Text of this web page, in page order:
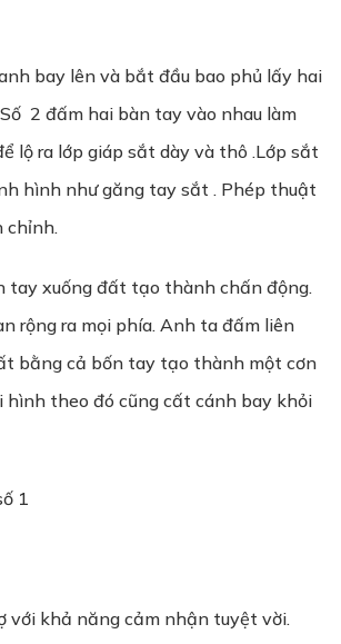
bay lên và bắt đầu bao phủ lấy hai
2 đấm hai bàn tay vào nhau làm
lộ ra lớp giáp sắt dày và thô .Lớp sắt
hình như găng tay sắt . Phép thuật
chỉnh.
tay xuống đất tạo thành chấn động.
rộng ra mọi phía. Anh ta đấm liên
bằng cả bốn tay tạo thành một cơn
hình theo đó cũng cất cánh bay khỏi
1
với khả năng cảm nhận tuyệt vời.